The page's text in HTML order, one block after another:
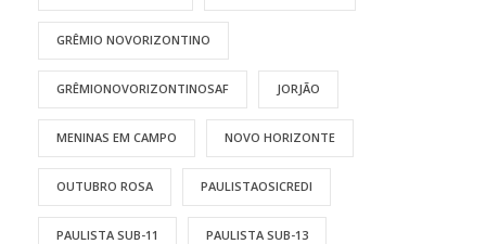
GRÊMIO NOVORIZONTINO
GRÊMIONOVORIZONTINOSAF JORJÃO
MENINAS EM CAMPO NOVO HORIZONTE
OUTUBRO ROSA PAULISTAOSICREDI
PAULISTA SUB-11 PAULISTA SUB-13